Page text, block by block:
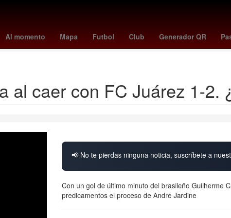
Al momento Mapa Futbol Club Generador QR
contra selección de fútbol de haití cristiano ronaldo jr. raphinha
al caer con FC Juárez 1-2.
📢 No te pierdas ninguna noticia, suscríbete a
Con un gol de último minuto del brasileño Guilherme
predicamentos el proceso de André Jardine